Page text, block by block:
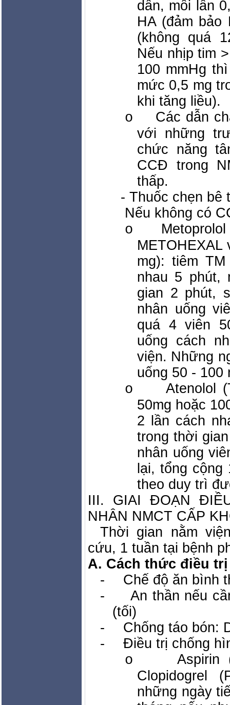
dần, mỗi lần
HA (đảm bảo
(không quá
Nếu nhịp tim
100 mmHg
mức 0,5 mg
khi tăng liều).
o
Các dẫn
với những
chức năng
CCĐ trong
thấp.
- Thuốc chẹn bê
Nếu không có
o
METOHEXAL
mg): tiêm
nhau 5 phút,
gian 2 phút,
nhân uống
quá 4 viên
uống cách
viện. Những
uống 50 - 100
o
Atenolol
50mg hoặc
2 lần cách
trong thời
nhân uống
lại, tổng
theo duy trì
III. GIAI ĐOẠN
NHÂN NMCT CẤP
Thời gian nằm
cứu, 1 tuần tại bệnh
A. Cách thức điều trị
-
Chế độ ăn bình
-
An thần nếu
(tối)
-
Chống táo bón:
-
Điều trị chống
o
Aspirin
Clopidogrel
những ngày